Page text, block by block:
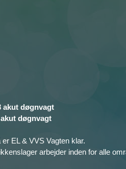
akut døgnvagt
døgnvagt
EL & VVS Vagten klar.
arbejder inden for alle